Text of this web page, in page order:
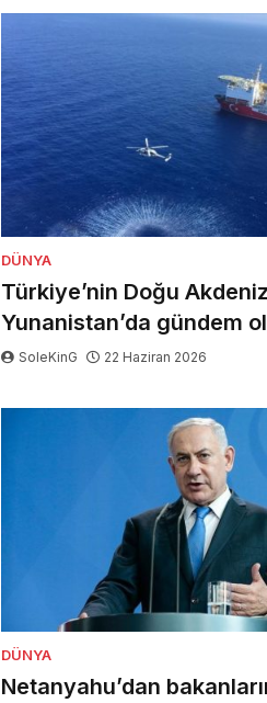
DÜNYA
Türkiye’nin Doğu
Yunanistan’da gündem
SoleKinG 22 Haziran 2026
DÜNYA
Netanyahu’dan